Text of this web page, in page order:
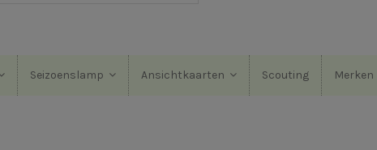
Seizoenslamp Ansichtkaarten Scouting Merken